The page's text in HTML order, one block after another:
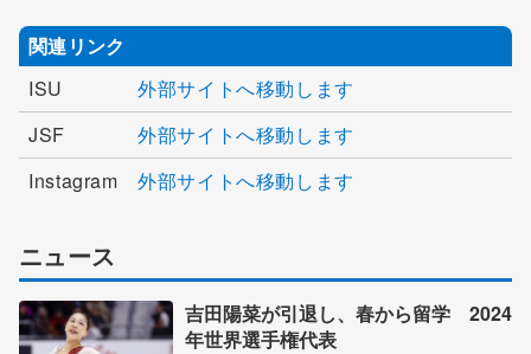
関連リンク
ISU
外部サイトへ移動します
JSF
外部サイトへ移動します
Instagram
外部サイトへ移動します
ニュース
吉田陽菜が引退し、春から留学 2024
年世界選手権代表